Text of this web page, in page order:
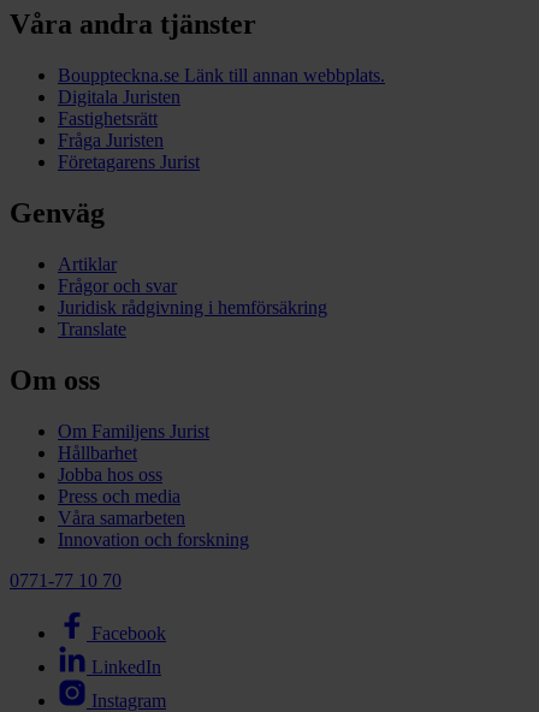
Våra andra tjänster
Bouppteckna.se Länk till annan webbplats.
Digitala Juristen
Fastighetsrätt
Fråga Juristen
Företagarens Jurist
Genväg
Artiklar
Frågor och svar
Juridisk rådgivning i hemförsäkring
Translate
Om oss
Om Familjens Jurist
Hållbarhet
Jobba hos oss
Press och media
Våra samarbeten
Innovation och forskning
0771-77 10 70
Facebook
LinkedIn
Instagram